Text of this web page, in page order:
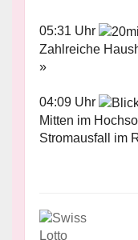
05:31 Uhr
Zahlreiche
»
04:09 Uhr
Mitten im
Stromausfall im